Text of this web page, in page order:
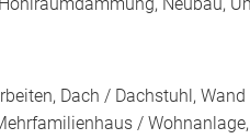
Dach / Dachstuhl,
/